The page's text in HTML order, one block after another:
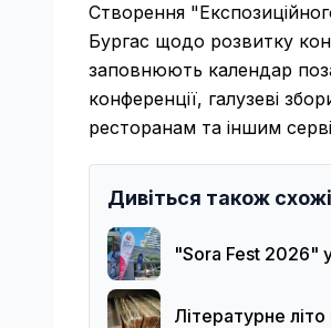
Створення
Бургас щодо розвитку
заповнюють календар
конференції, галузеві
ресторанам та іншим
Дивіться також
"Sora Fest 2026"
Літературне